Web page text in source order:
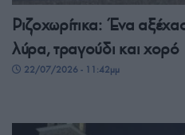
Ριζοχωρίτικα: Ένα
λύρα, τραγούδι και χορό
22/07/2026 - 11:42μμ